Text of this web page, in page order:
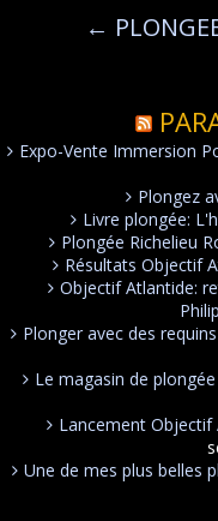
←
Expo-Vente Immersion
Plongez
Livre plongée:
Plongée Richelieu
Résultats Objectif
Objectif Atlantide:
Plonger avec des
Le magasin de
Lancement Objectif
Une de mes plus belles